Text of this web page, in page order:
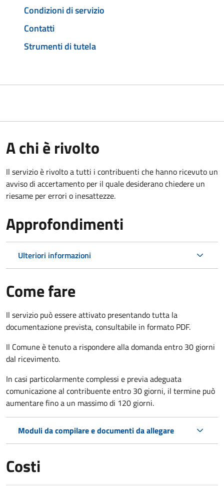
Condizioni di servizio
Contatti
Strumenti di tutela
A chi è rivolto
Il servizio è rivolto a tutti i contribuenti che hanno ricevuto un
avviso di accertamento per il quale desiderano chiedere un
riesame per errori o inesattezze.
Approfondimenti
Ulteriori informazioni
Come fare
Il servizio può essere attivato presentando tutta la
documentazione prevista, consultabile in formato PDF.
Il Comune è tenuto a rispondere alla domanda entro 30 giorni
dal ricevimento.
In casi particolarmente complessi e previa adeguata
comunicazione al contribuente entro 30 giorni, il termine può
aumentare fino a un massimo di 120 giorni.
Moduli da compilare e documenti da allegare
Costi